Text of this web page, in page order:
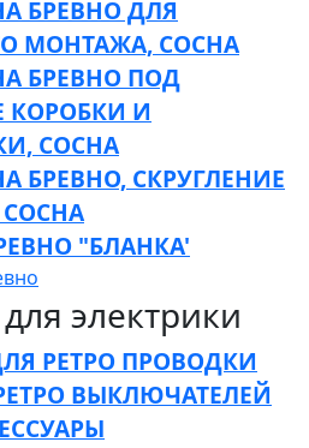
БРЕВНО ДЛЯ
МОНТАЖА, СОСНА
БРЕВНО ПОД
КОРОБКИ И
СОСНА
БРЕВНО, СКРУГЛЕНИЕ
СОСНА
"БЛАНКА'
электрики
РЕТРО ПРОВОДКИ
ВЫКЛЮЧАТЕЛЕЙ